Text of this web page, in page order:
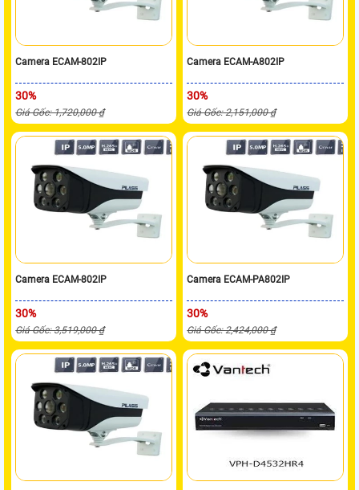
Camera ECAM-802IP
30%
Giá Gốc: 1,720,000 ₫
Camera ECAM-A802IP
30%
Giá Gốc: 2,151,000 ₫
Camera ECAM-802IP
30%
Giá Gốc: 3,519,000 ₫
Camera ECAM-PA802IP
30%
Giá Gốc: 2,424,000 ₫